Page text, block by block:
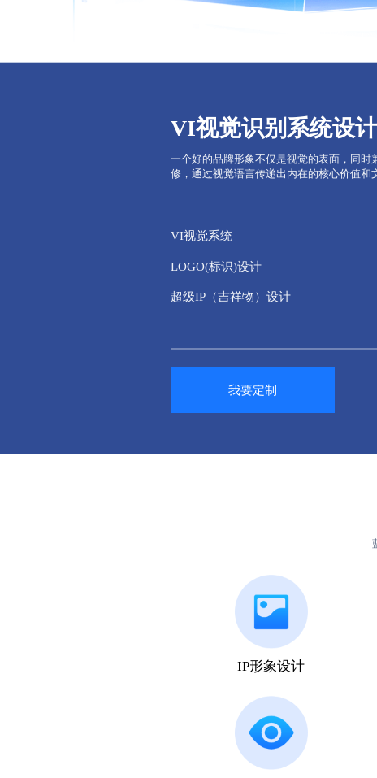
VI视觉识别系统设计
一个好的品牌形象不仅是视觉的表面，同时
修，通过视觉语言传递出内在的核心价值和
VI视觉系统
LOGO(标识)设计
超级IP（吉祥物）设计
我要定制
IP形象设计